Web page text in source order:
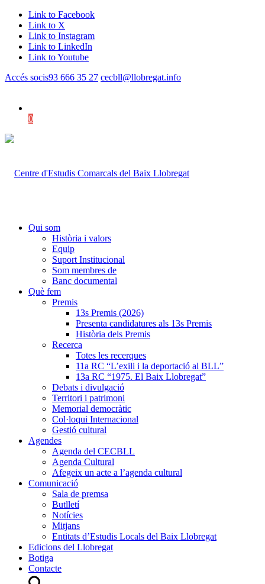
Link to Facebook
Link to X
Link to Instagram
Link to LinkedIn
Link to Youtube
Accés socis93 666 35 27 cecbll@llobregat.info
0
Qui som
Història i valors
Equip
Suport Institucional
Som membres de
Banc documental
Què fem
Premis
13s Premis (2026)
Presenta candidatures als 13s Premis
Història dels Premis
Recerca
Totes les recerques
11a RC “L’exili i la deportació al BLL”
13a RC “1975. El Baix Llobregat”
Debats i divulgació
Territori i patrimoni
Memorial democràtic
Col·loqui Internacional
Gestió cultural
Agendes
Agenda del CECBLL
Agenda Cultural
Afegeix un acte a l’agenda cultural
Comunicació
Sala de premsa
Butlletí
Notícies
Mitjans
Entitats d’Estudis Locals del Baix Llobregat
Edicions del Llobregat
Botiga
Contacte